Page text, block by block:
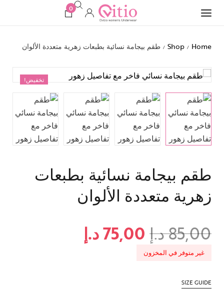
0
Home
/
Shop
/ طقم بيجامة نسائية بطبعات زهرية متعددة الألوان
تخفيض!
طقم بيجامة نسائية بطبعات
زهرية متعددة الألوان
85,00د.إ 75,00د.إ
غير متوفر في المخزون
SIZE GUIDE